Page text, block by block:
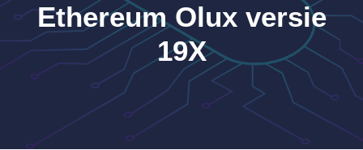
Ethereum Olux versie
19X